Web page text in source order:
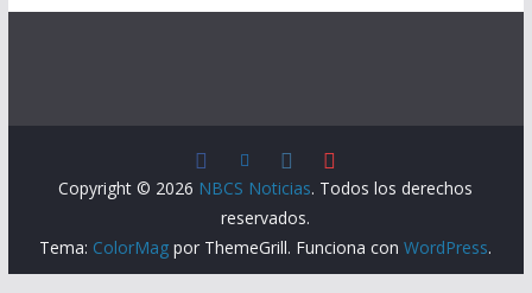
Copyright © 2026 NBCS Noticias. Todos los derechos
reservados.
Tema: ColorMag por ThemeGrill. Funciona conWordPress.